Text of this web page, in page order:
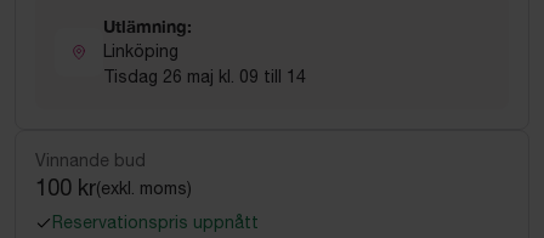
Utlämning:
Linköping
Tisdag 26 maj kl. 09 till 14
Vinnande bud
100 kr(exkl. moms)
Reservationspris uppnått